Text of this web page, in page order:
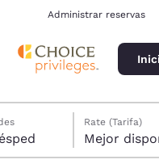
Administrar reservas
1 huésped
Rate (Tarifa)
Mejor